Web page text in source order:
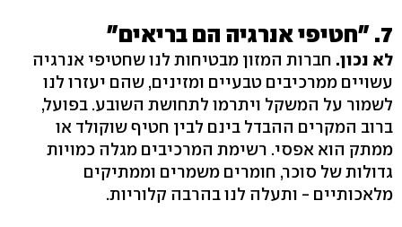
7. "חטיפי אנרגיה הם בריאים"
לא נכון. חברות המזון מבטיחות לנו שחטיפי אנרגיה
עשויים ממרכיבים טבעיים ומזינים, שהם יעזרו לנו
לשמור על המשקל ויתרמו לתחושת השובע. בפועל,
ברוב המקרים ההבדל בינם לבין חטיף שוקולד או
ממתק הוא אפסי. רשימת המרכיבים מגלה כמויות
גדולות של סוכר, חומרים משמרים וממתיקים
מלאכותיים - ותעלה לנו בהרבה קלוריות.